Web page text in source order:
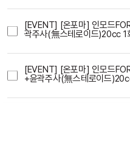
[EVENT] [온포마] 인모드
곽주사(無스테로이드)20cc 1
[EVENT] [온포마] 인모드
+윤곽주사(無스테로이드